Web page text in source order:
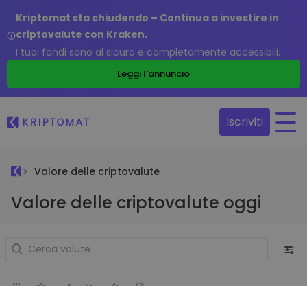
Kriptomat sta chiudendo – Continua a investire in
criptovalute con Kraken.
I tuoi fondi sono al sicuro e completamente accessibili.
Leggi l'annuncio
Iscriviti
Valore delle criptovalute
Valore delle criptovalute oggi